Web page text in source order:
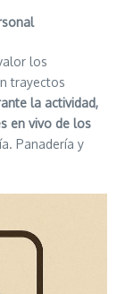
los
trayectos
la actividad,
en vivo de los
Panadería y